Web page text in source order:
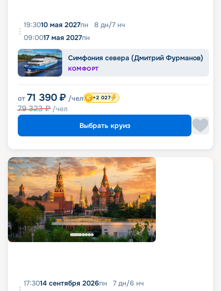
19:3010 мая 2027пн 8 дн/7 нч
09:0017 мая 2027пн
Симфония севера (Дмитрий Фурманов)
КОМФОРТ
от 71 390 ₽ /чел
79 323₽ /чел
+2 027
Выбрать круиз
17:3014 сентября 2026пн 7 дн/6 нч